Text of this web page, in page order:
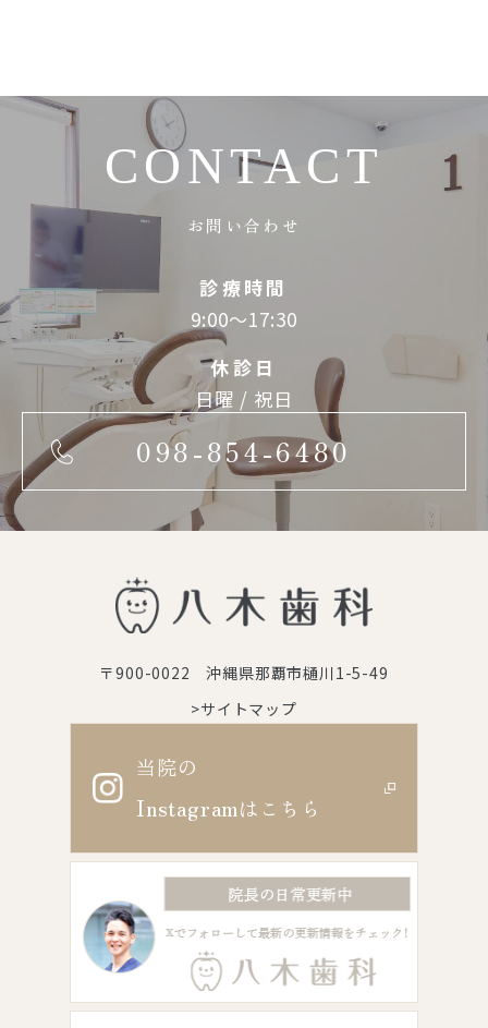
CONTACT
お問い合わせ
診療時間
9:00～17:30
休診日
日曜 / 祝日
098-854-6480
〒900-0022 沖縄県那覇市樋川1-5-49
>サイトマップ
当院の
Instagramはこちら